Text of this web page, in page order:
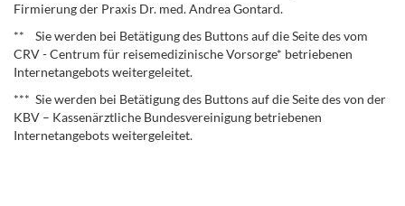
Firmierung der Praxis Dr. med. Andrea Gontard.
** Sie werden bei Betätigung des Buttons auf die Seite des vom
CRV - Centrum für reisemedizinische Vorsorge* betriebenen
Internetangebots weitergeleitet.
*** Sie werden bei Betätigung des Buttons auf die Seite des von der
KBV – Kassenärztliche Bundesvereinigung betriebenen
Internetangebots weitergeleitet.